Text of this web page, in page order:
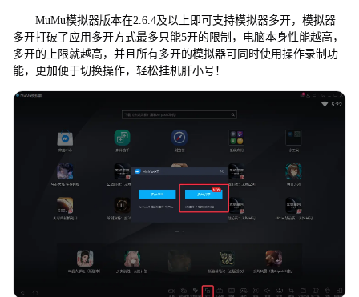
MuMu模拟器版本在2.6.4及以上即可支持模拟器多开，模拟器
多开打破了应用多开方式最多只能5开的限制，电脑本身性能越高，
多开的上限就越高，并且所有多开的模拟器可同时使用操作录制功
能，更加便于切换操作，轻松挂机肝小号！